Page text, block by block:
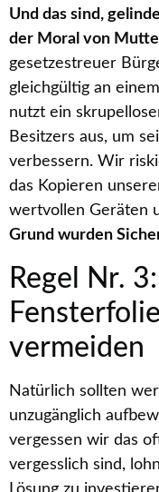
Und das sind,
der Moral von
gesetzestreuer
gleichgültig an
nutzt ein
Besitzers aus, um
verbessern. Wir
das Kopieren
wertvollen Geräten
Grund wurden
Regel Nr.
vermeiden
Natürlich sollten
unzugänglich
vergessen wir das
vergesslich sind,